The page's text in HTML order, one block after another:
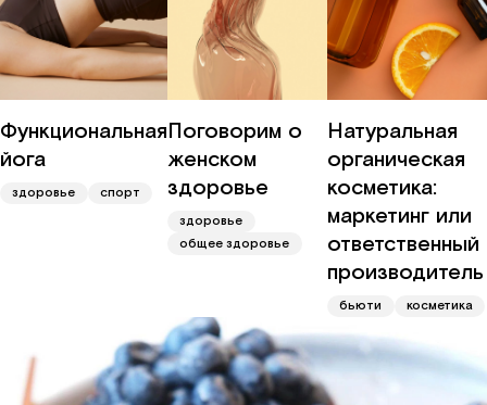
Функциональная
йога
здоровье спорт
Поговорим о
женском
здоровье
здоровье
общее здоровье
Натуральная
органическая
косметика:
маркетинг или
ответственный
производитель
бьюти косметика